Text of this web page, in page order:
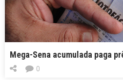
Mega-Sena acumulada paga
0